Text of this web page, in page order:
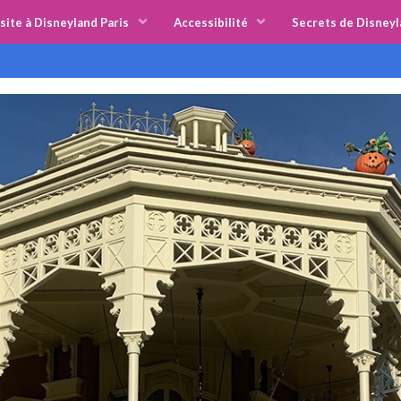
à Disneyland Paris Accessibilité Secrets de